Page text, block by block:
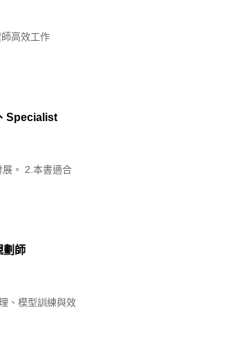
高效工作
Specialist
。 2.本書適合
劃師
、模型訓練與效